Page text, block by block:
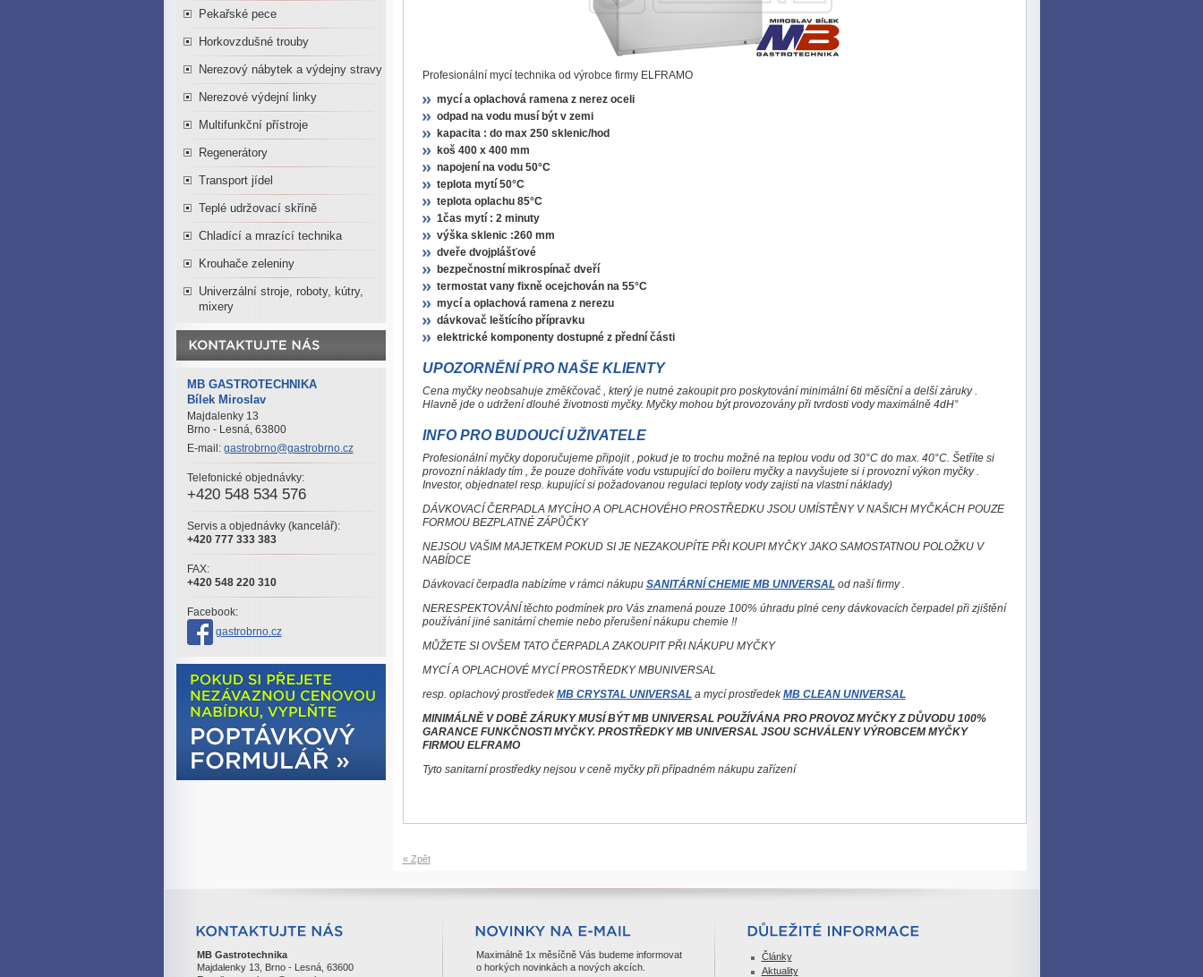
Pekařské pece
Horkovzdušné trouby
Nerezový nábytek a výdejny stravy
Nerezové výdejní linky
Multifunkční přístroje
Regenerátory
Transport jídel
Teplé udržovací skříně
Chladící a mrazící technika
Krouhače zeleniny
Univerzální stroje, roboty, kútry,
mixery
MB GASTROTECHNIKA
Bílek Miroslav
Majdalenky 13
Brno - Lesná, 63800
E-mail: gastrobrno@gastrobrno.cz
Telefonické objednávky:
+420 548 534 576
Servis a objednávky (kancelář):
+420 777 333 383
FAX:
+420 548 220 310
Facebook:
gastrobrno.cz
Profesionální mycí technika od výrobce firmy ELFRAMO
mycí a oplachová ramena z nerez oceli
odpad na vodu musí být v zemi
kapacita : do max 250 sklenic/hod
koš 400 x 400 mm
napojení na vodu 50°C
teplota mytí 50°C
teplota oplachu 85°C
1čas mytí : 2 minuty
výška sklenic :260 mm
dveře dvojplášťové
bezpečnostní mikrospínač dveří
termostat vany fixně ocejchován na 55°C
mycí a oplachová ramena z nerezu
dávkovač leštícího přípravku
elektrické komponenty dostupné z přední části
UPOZORNĚNÍ PRO NAŠE KLIENTY
Cena myčky neobsahuje změkčovač , který je nutné zakoupit pro poskytování minimální 6ti měsíční a delší záruky .
Hlavně jde o udržení dlouhé životnosti myčky. Myčky mohou být provozovány při tvrdosti vody maximálně 4dH°
INFO PRO BUDOUCÍ UŽIVATELE
Profesionální myčky doporučujeme připojit , pokud je to trochu možné na teplou vodu od 30°C do max. 40°C. Šetříte si
provozní náklady tím , že pouze dohříváte vodu vstupující do boileru myčky a navyšujete si i provozní výkon myčky .
Investor, objednatel resp. kupující si požadovanou regulaci teploty vody zajistí na vlastní náklady)
DÁVKOVACÍ ČERPADLA MYCÍHO A OPLACHOVÉHO PROSTŘEDKU JSOU UMÍSTĚNY V NAŠICH MYČKÁCH POUZE
FORMOU BEZPLATNÉ ZÁPŮČKY
NEJSOU VAŠIM MAJETKEM POKUD SI JE NEZAKOUPÍTE PŘI KOUPI MYČKY JAKO SAMOSTATNOU POLOŽKU V
NABÍDCE
Dávkovací čerpadla nabízíme v rámci nákupu SANITÁRNÍ CHEMIE MB UNIVERSALod naší firmy .
NERESPEKTOVÁNÍ těchto podmínek pro Vás znamená pouze 100% úhradu plné ceny dávkovacích čerpadel při zjištění
používání jiné sanitární chemie nebo přerušení nákupu chemie !!
MŮŽETE SI OVŠEM TATO ČERPADLA ZAKOUPIT PŘI NÁKUPU MYČKY
MYCÍ A OPLACHOVÉ MYCÍ PROSTŘEDKY MBUNIVERSAL
resp. oplachový prostředekMB CRYSTAL UNIVERSALa mycí prostředekMB CLEAN UNIVERSAL
MINIMÁLNĚ V DOBĚ ZÁRUKY MUSÍ BÝT MB UNIVERSAL POUŽÍVÁNA PRO PROVOZ MYČKY Z DŮVODU 100%
GARANCE FUNKČNOSTI MYČKY. PROSTŘEDKY MB UNIVERSAL JSOU SCHVÁLENY VÝROBCEM MYČKY
FIRMOU ELFRAMO
Tyto sanitarní prostředky nejsou v ceně myčky při případném nákupu zařízení
« Zpět
MB Gastrotechnika
Majdalenky 13, Brno - Lesná, 63600
Maximálně 1x měsíčně Vás budeme informovat
o horkých novinkách a nových akcích.
Články
Aktuality